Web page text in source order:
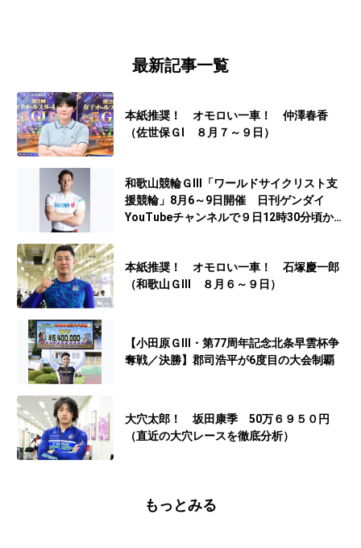
最新記事一覧
本紙推奨！ オモロい一車！ 仲澤春香
（佐世保ＧⅠ ８月７～９日）
和歌山競輪ＧⅢ「ワールドサイクリスト支
援競輪」8月6～9日開催 日刊ゲンダイ
YouTubeチャンネルで９日12時30分頃から
本紙推奨！ オモロい一車！ 石塚慶一郎
（和歌山ＧⅢ ８月６～９日）
【小田原ＧⅢ・第77周年記念北条早雲杯争
奪戦／決勝】郡司浩平が6度目の大会制覇
大穴太郎！ 坂田康季 50万６９５０円
（直近の大穴レースを徹底分析）
もっとみる